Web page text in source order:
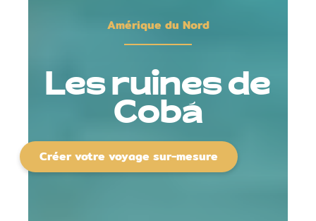
Amérique du Nord
Les ruines de
Cobá
Créer votre voyage sur-mesure